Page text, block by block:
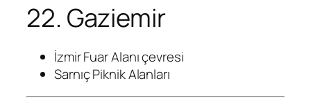
22. Gaziemir
İzmir Fuar Alanı çevresi
Sarnıç Piknik Alanları